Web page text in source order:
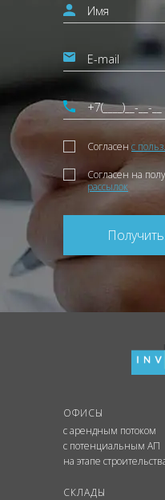
Согласен с
Согласен на
рассылок
ОФИСЫ
с арендным потоком
с потенциальным АП
на этапе
СКЛАДЫ